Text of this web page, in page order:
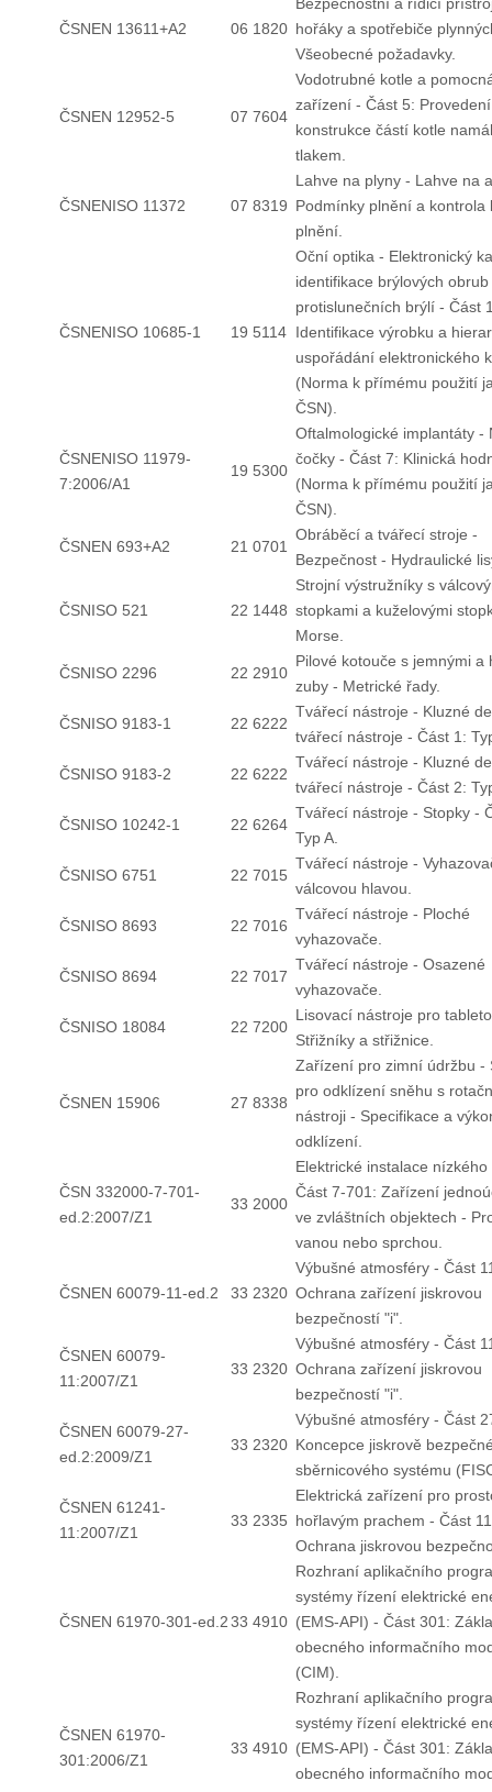
ČSNEN 13611+A2 06 1820 hořáky a spotřebiče
Všeobecné požadavky.
ČSNEN 12952-5 07 7604
Vodotrubné kotle a
zařízení - Část 5:
konstrukce částí kotle
tlakem.
ČSNENISO 11372 07 8319
Lahve na plyny - Lahve na
Podmínky plnění a kontrola
plnění.
ČSNENISO 10685-1 19 5114
Oční optika - Elektronický
identifikace brýlových obrub
protislunečních brýlí - Část
Identifikace výrobku a
uspořádání elektronického
(Norma k přímému použití
ČSN).
ČSNENISO 11979-
7:2006/A1
19 5300
Oftalmologické implantáty -
čočky - Část 7: Klinická
(Norma k přímému použití
ČSN).
ČSNEN 693+A2 21 0701
Obráběcí a tvářecí stroje -
Bezpečnost - Hydraulické
ČSNISO 521 22 1448
Strojní výstružníky s
stopkami a kuželovými
Morse.
ČSNISO 2296 22 2910
Pilové kotouče s jemnými a
zuby - Metrické řady.
ČSNISO 9183-1 22 6222
Tvářecí nástroje - Kluzné
tvářecí nástroje - Část 1:
ČSNISO 9183-2 22 6222
Tvářecí nástroje - Kluzné
tvářecí nástroje - Část 2:
ČSNISO 10242-1 22 6264
Tvářecí nástroje - Stopky -
Typ A.
ČSNISO 6751 22 7015
Tvářecí nástroje -
válcovou hlavou.
ČSNISO 8693 22 7016
Tvářecí nástroje - Ploché
vyhazovače.
ČSNISO 8694 22 7017
Tvářecí nástroje - Osazené
vyhazovače.
ČSNISO 18084 22 7200
Lisovací nástroje pro
Střižníky a střižnice.
ČSNEN 15906 27 8338
Zařízení pro zimní údržbu -
pro odklízení sněhu s
nástroji - Specifikace a
odklízení.
ČSN 332000-7-701-
ed.2:2007/Z1
33 2000
Elektrické instalace
Část 7-701: Zařízení
ve zvláštních objektech -
vanou nebo sprchou.
ČSNEN 60079-11-ed.2 33 2320
Výbušné atmosféry - Část
Ochrana zařízení jiskrovou
bezpečností "i".
ČSNEN 60079-
11:2007/Z1
33 2320
Výbušné atmosféry - Část
Ochrana zařízení jiskrovou
bezpečností "i".
ČSNEN 60079-27-
ed.2:2009/Z1
33 2320
Výbušné atmosféry - Část
Koncepce jiskrově
sběrnicového systému
ČSNEN 61241-
11:2007/Z1
33 2335
Elektrická zařízení pro
hořlavým prachem - Část
Ochrana jiskrovou
ČSNEN 61970-301-ed.233 4910
Rozhraní aplikačního
systémy řízení elektrické
(EMS-API) - Část 301:
obecného informačního
(CIM).
ČSNEN 61970-
301:2006/Z1
33 4910
Rozhraní aplikačního
systémy řízení elektrické
(EMS-API) - Část 301:
obecného informačního